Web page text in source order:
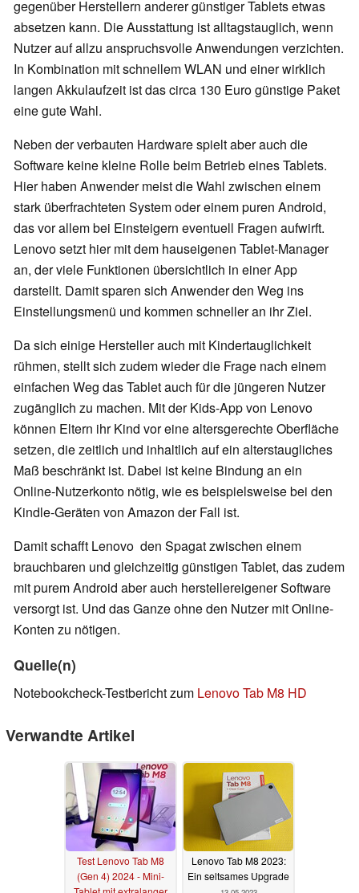
gegenüber Herstellern anderer günstiger Tablets etwas
absetzen kann. Die Ausstattung ist alltagstauglich, wenn
Nutzer auf allzu anspruchsvolle Anwendungen verzichten.
In Kombination mit schnellem WLAN und einer wirklich
langen Akkulaufzeit ist das circa 130 Euro günstige Paket
eine gute Wahl.
Neben der verbauten Hardware spielt aber auch die
Software keine kleine Rolle beim Betrieb eines Tablets.
Hier haben Anwender meist die Wahl zwischen einem
stark überfrachteten System oder einem puren Android,
das vor allem bei Einsteigern eventuell Fragen aufwirft.
Lenovo setzt hier mit dem hauseigenen Tablet-Manager
an, der viele Funktionen übersichtlich in einer App
darstellt. Damit sparen sich Anwender den Weg ins
Einstellungsmenü und kommen schneller an ihr Ziel.
Da sich einige Hersteller auch mit Kindertauglichkeit
rühmen, stellt sich zudem wieder die Frage nach einem
einfachen Weg das Tablet auch für die jüngeren Nutzer
zugänglich zu machen. Mit der Kids-App von Lenovo
können Eltern ihr Kind vor eine altersgerechte Oberfläche
setzen, die zeitlich und inhaltlich auf ein alterstaugliches
Maß beschränkt ist. Dabei ist keine Bindung an ein
Online-Nutzerkonto nötig, wie es beispielsweise bei den
Kindle-Geräten von Amazon der Fall ist.
Damit schafft Lenovo den Spagat zwischen einem
brauchbaren und gleichzeitig günstigen Tablet, das zudem
mit purem Android aber auch herstellereigener Software
versorgt ist. Und das Ganze ohne den Nutzer mit Online-
Konten zu nötigen.
Quelle(n)
Notebookcheck-Testbericht zum Lenovo Tab M8 HD
Verwandte Artikel
Test Lenovo Tab M8
(Gen 4) 2024 - Mini-
Lenovo Tab M8 2023:
Ein seltsames Upgrade